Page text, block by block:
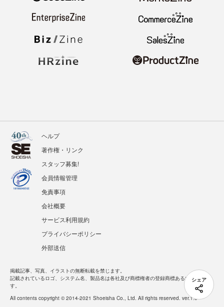
シェア
ヘルプ
著作権・リンク
スタッフ募集!
会員情報管理
免責事項
会社概要
サービス利用規約
プライバシーポリシー
外部送信
掲載記事、写真、イラストの無断転載を禁じます。
記載されているロゴ、システム名、製品名は各社及び商標権者の登録商標あるいは商標で
す。
All contents copyright © 2014-2021 Shoeisha Co., Ltd. All rights reserved. ver.1.5